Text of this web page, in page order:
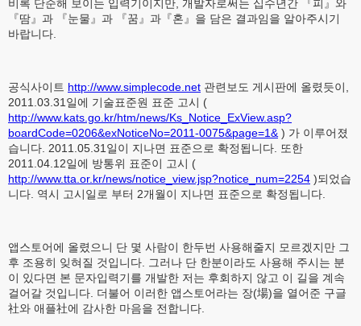
비록 단순해 보이는 입력기이지만, 개발자로써는 십수년간 『피』와
『땀』과 『눈물』과 『꿈』과『혼』을 담은 결과임을 알아주시기
바랍니다.
공식사이트 http://www.simplecode.net 관련보도 게시판에 올렸듯이,
2011.03.31일에 기술표준원 표준 고시 (
http://www.kats.go.kr/htm/news/Ks_Notice_ExView.asp?
boardCode=0206&exNoticeNo=2011-0075&page=1& ) 가 이루어졌
습니다. 2011.05.31일이 지나면 표준으로 확정됩니다. 또한
2011.04.12일에 방통위 표준이 고시 (
http://www.tta.or.kr/news/notice_view.jsp?notice_num=2254 )되었습
니다. 역시 고시일로 부터 2개월이 지나면 표준으로 확정됩니다.
앱스토어에 올렸으니 단 몇 사람이 한두번 사용해줄지 모르겠지만 그
후 조용히 잊혀질 것입니다. 그러나 단 한분이라도 사용해 주시는 분
이 있다면 본 문자입력기를 개발한 저는 후회하지 않고 이 길을 계속
걸어갈 것입니다. 더불어 이러한 앱스토어라는 장(場)을 열어준 구글
社와 애플社에 감사한 마음을 전합니다.